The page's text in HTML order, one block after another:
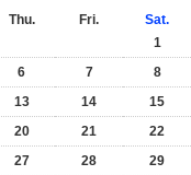
Thu. Fri.
Sat.
1
6 7
8
13 14
15
20 21
22
27 28
29